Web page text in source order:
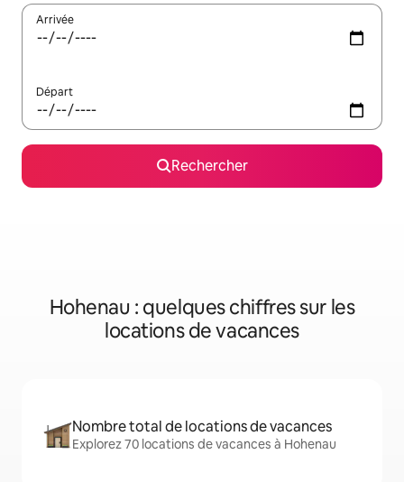
Arrivée
Départ
Rechercher
Hohenau : quelques chiffres sur les
locations de vacances
Nombre total de locations de vacances
Explorez 70 locations de vacances à Hohenau